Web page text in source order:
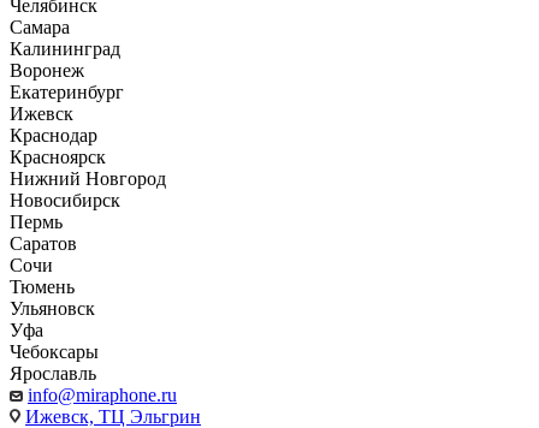
Челябинск
Самара
Калининград
Воронеж
Екатеринбург
Ижевск
Краснодар
Красноярск
Нижний Новгород
Новосибирск
Пермь
Саратов
Сочи
Тюмень
Ульяновск
Уфа
Чебоксары
Ярославль
info@miraphone.ru
Ижевск, ТЦ Эльгрин